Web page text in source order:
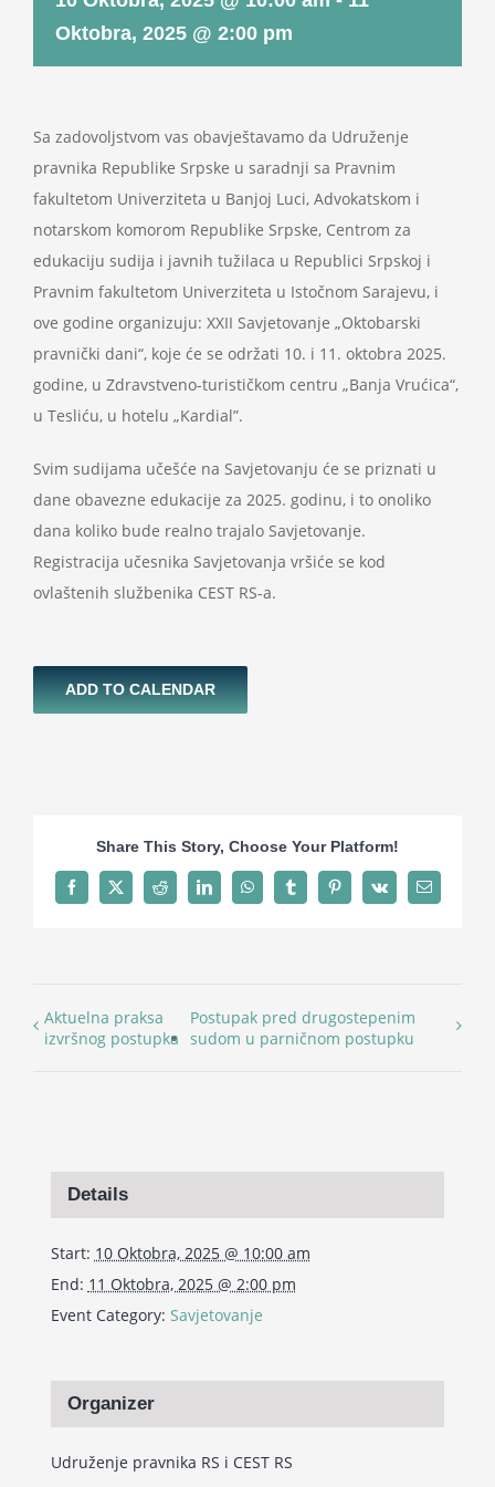
Kontakt
Search
for:
Oktobra, 2025 @ 2:00 pm
Sa zadovoljstvom vas obavještavamo da Udruženje
pravnika Republike Srpske u saradnji sa Pravnim
fakultetom Univerziteta u Banjoj Luci, Advokatskom i
notarskom komorom Republike Srpske, Centrom za
edukaciju sudija i javnih tužilaca u Republici Srpskoj i
Pravnim fakultetom Univerziteta u Istočnom Sarajevu, i
ove godine organizuju: XXII Savjetovanje „Oktobarski
pravnički dani“, koje će se održati 10. i 11. oktobra 2025.
godine, u Zdravstveno-turističkom centru „Banja Vrućica“,
u Tesliću, u hotelu „Kardial”.
Svim sudijama učešće na Savjetovanju će se priznati u
dane obavezne edukacije za 2025. godinu, i to onoliko
dana koliko bude realno trajalo Savjetovanje.
Registracija učesnika Savjetovanja vršiće se kod
ovlaštenih službenika CEST RS-a.
ADD TO CALENDAR
Share This Story, Choose Your Platform!
Facebook
X Reddit LinkedInWhatsAppTumblrPinterest
Vk Email
Aktuelna praksa
izvršnog postupka
Postupak pred drugostepenim
sudom u parničnom postupku
Details
Start: 10 Oktobra, 2025 @ 10:00 am
End: 11 Oktobra, 2025 @ 2:00 pm
Event Category: Savjetovanje
Organizer
Udruženje pravnika RS i CEST RS